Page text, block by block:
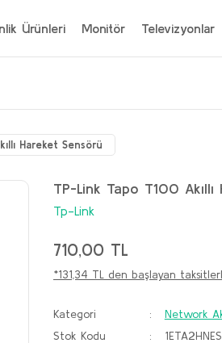
Ürünleri Monitör Televizyonlar
Hareket Sensörü
TP-Link Tapo T100
Tp-Link
710,00 TL
*131,34 TL den başlayan
Kategori
Network
Stok Kodu